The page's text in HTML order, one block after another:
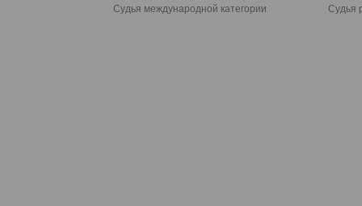
Судья международной категории Судья